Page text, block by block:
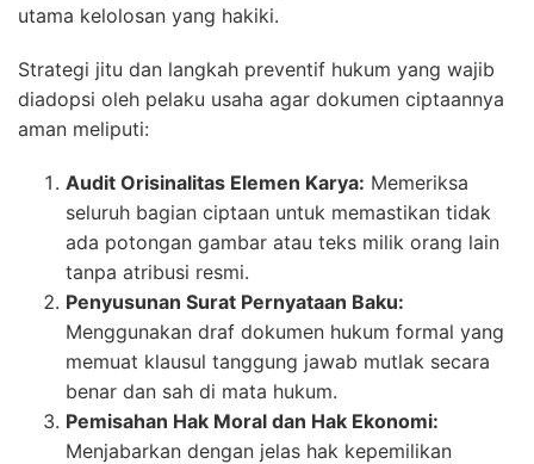
utama kelolosan yang hakiki.
Strategi jitu dan langkah preventif hukum yang wajib
diadopsi oleh pelaku usaha agar dokumen ciptaannya
aman meliputi:
Audit Orisinalitas Elemen Karya: Memeriksa
seluruh bagian ciptaan untuk memastikan tidak
ada potongan gambar atau teks milik orang lain
tanpa atribusi resmi.
Penyusunan Surat Pernyataan Baku:
Menggunakan draf dokumen hukum formal yang
memuat klausul tanggung jawab mutlak secara
benar dan sah di mata hukum.
Pemisahan Hak Moral dan Hak Ekonomi:
Menjabarkan dengan jelas hak kepemilikan